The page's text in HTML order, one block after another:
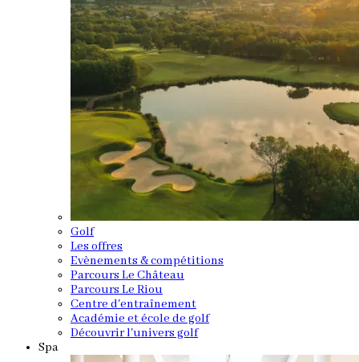
Golf
Les offres
Evènements & compétitions
Parcours Le Château
Parcours Le Riou
Centre d'entraînement
Académie et école de golf
Découvrir l'univers golf
Spa